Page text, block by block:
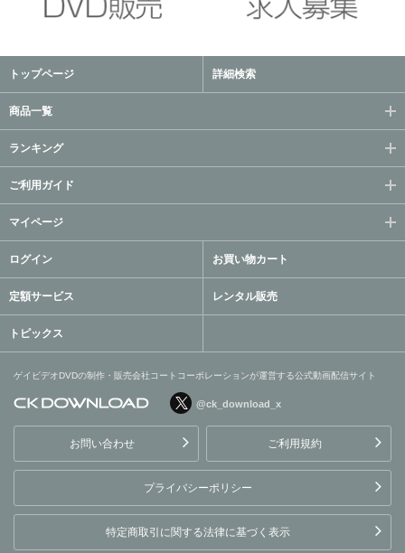
トップページ 詳細検索
商品一覧
ランキング
ご利用ガイド
マイページ
ログイン お買い物カート
定額サービス レンタル販売
トピックス
ゲイビデオDVDの制作・販売会社コートコーポレーションが運営する公式動画配信サイト
ョンが運営する公式動画配
信サイト
@ck_download_x
お問い合わせ ご利用規約
プライバシーポリシー
特定商取引に関する法律に基づく表示